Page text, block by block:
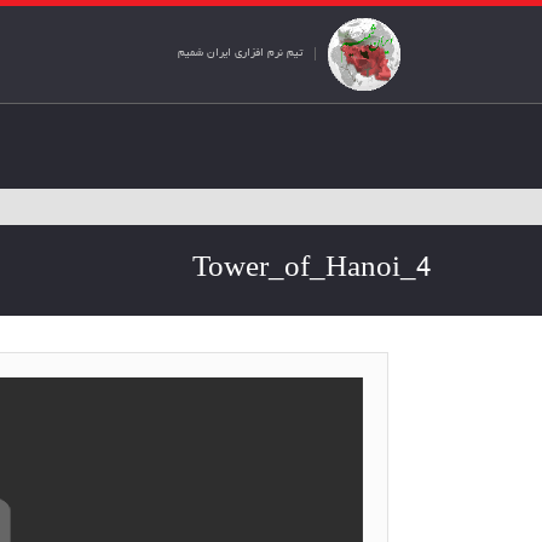
تیم نرم افزاری ایران شمیم
Tower_of_Hanoi_4